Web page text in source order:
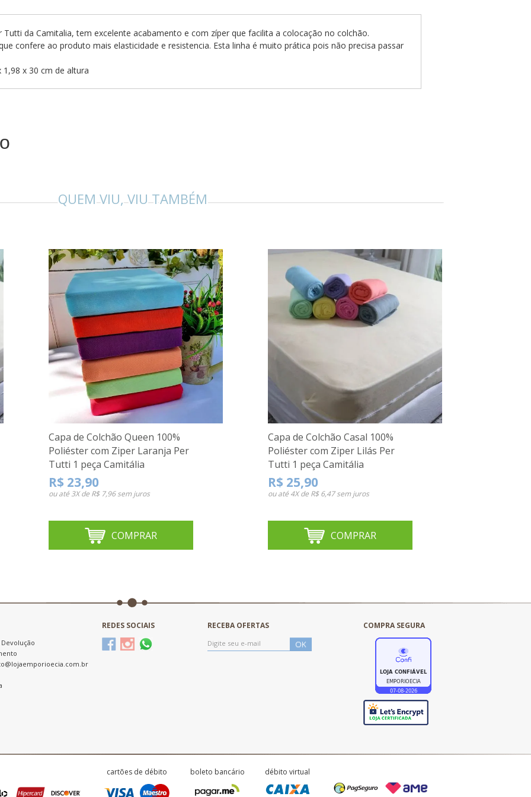
Tutti da Camitalia, tem excelente acabamento e com zíper que facilita a colocação no colchão.
confere ao produto mais elasticidade e resistencia. Esta linha é muito prática pois não precisa passar
x 30 cm de altura
QUEM VIU, VIU TAMBÉM
Capa de Colchão Queen 100%
Poliéster com Ziper Laranja Per
Tutti 1 peça Camitália
R$ 23,90
ou até 3X de R$ 7,96sem juros
COMPRAR
Capa de Colchão Casal 100%
Poliéster com Ziper Lilás Per
Tutti 1 peça Camitália
R$ 25,90
ou até 4X de R$ 6,47sem juros
COMPRAR
REDES SOCIAIS RECEBA OFERTAS COMPRA SEGURA
cartões de débito boleto bancário débito virtual